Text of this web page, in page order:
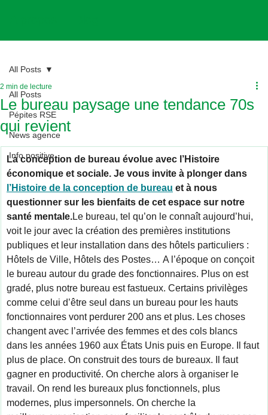
All Posts
Pépites RSE
News agence
Info positive
All Posts
Le bureau paysage une tendance 70s
qui revient
2 min de lecture
La conception de bureau évolue avec l’Histoire
économique et sociale. Je vous invite à plonger dans
l’Histoire de la conception de bureau et à nous
questionner sur les bienfaits de cet espace sur notre
santé mentale.Le bureau, tel qu’on le connaît aujourd’hui,
voit le jour avec la création des premières institutions
publiques et leur installation dans des hôtels particuliers :
Hôtels de Ville, Hôtels des Postes… A l’époque on conçoit
le bureau autour du grade des fonctionnaires. Plus on est
gradé, plus notre bureau est fastueux. Certains privilèges
comme celui d’être seul dans un bureau pour les hauts
fonctionnaires vont perdurer 200 ans et plus. Les choses
changent avec l’arrivée des femmes et des cols blancs
dans les années 1960 aux États Unis puis en Europe. Il faut
plus de place. On construit des tours de bureaux. Il faut
gagner en productivité. On cherche alors à organiser le
travail. On rend les bureaux plus fonctionnels, plus
modernes, plus impersonnels. On cherche la